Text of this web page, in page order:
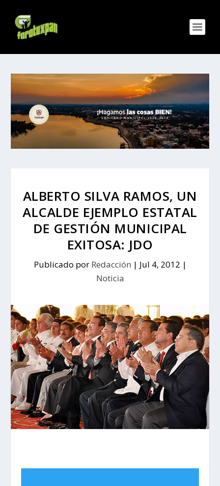
ALBERTO SILVA RAMOS, UN
ALCALDE EJEMPLO ESTATAL
DE GESTIÓN MUNICIPAL
EXITOSA: JDO
Publicado por Redacción | Jul 4, 2012 |
Noticia